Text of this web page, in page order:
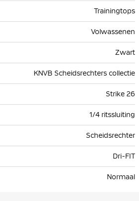
Trainingtops
Volwassenen
Zwart
KNVB Scheidsrechters collectie
Strike 26
1/4 ritssluiting
Scheidsrechter
Dri-FIT
Normaal